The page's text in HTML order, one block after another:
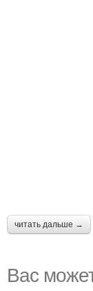
читать дальше →
Вас